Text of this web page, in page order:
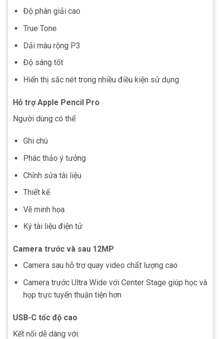
Độ phân giải cao
True Tone
Dải màu rộng P3
Độ sáng tốt
Hiển thị sắc nét trong nhiều điều kiện sử dụng
Hỗ trợ Apple Pencil Pro
Người dùng có thể:
Ghi chú
Phác thảo ý tưởng
Chỉnh sửa tài liệu
Thiết kế
Vẽ minh họa
Ký tài liệu điện tử
Camera trước và sau 12MP
Camera sau hỗ trợ quay video chất lượng cao
Camera trước Ultra Wide với Center Stage giúp học và
họp trực tuyến thuận tiện hơn
USB-C tốc độ cao
Kết nối dễ dàng với: